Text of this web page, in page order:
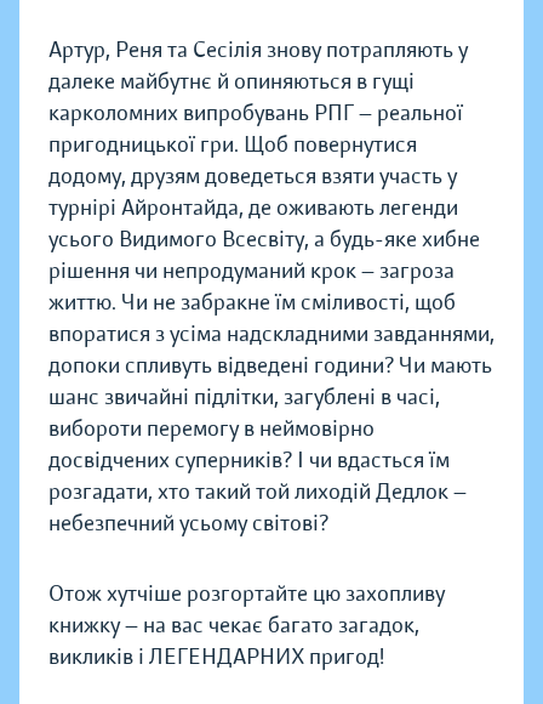
Артур, Реня та Сесілія знову потрапляють у
далеке майбутнє й опиняються в гущі
карколомних випробувань РПГ — реальної
пригодницької гри. Щоб повернутися
додому, друзям доведеться взяти участь у
турнірі Айронтайда, де оживають легенди
усього Видимого Всесвіту, а будь-яке хибне
рішення чи непродуманий крок — загроза
життю. Чи не забракне їм сміливості, щоб
впоратися з усіма надскладними завданнями,
допоки спливуть відведені години? Чи мають
шанс звичайні підлітки, загублені в часі,
вибороти перемогу в неймовірно
досвідчених суперників? І чи вдасться їм
розгадати, хто такий той лиходій Дедлок —
небезпечний усьому світові?
Отож хутчіше розгортайте цю захопливу
книжку — на вас чекає багато загадок,
викликів і ЛЕГЕНДАРНИХ пригод!